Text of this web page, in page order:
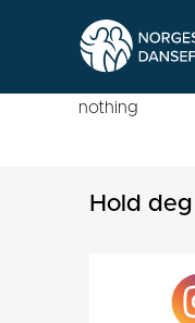
nothing
Hold